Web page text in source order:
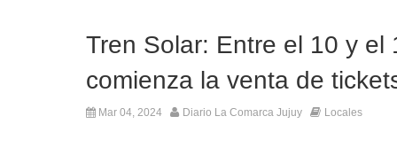
Escala el conflicto universitario: los
Dolor en
Tren Solar: Entre el 10 y el
comienza la venta de
Mar 04, 2024 Diario La Comarca Jujuy Locales